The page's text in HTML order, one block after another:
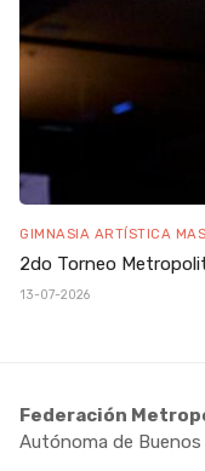
GIMNASIA ARTÍSTICA
2do Torneo
13-07-2026
Federación
Autónoma de